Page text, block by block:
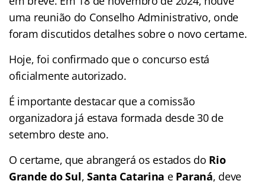
uma reunião do Conselho Administrativo, onde
foram discutidos detalhes sobre o novo certame.
Hoje, foi confirmado que o concurso está
oficialmente autorizado.
É importante destacar que a comissão
organizadora já estava formada desde 30 de
setembro deste ano.
O certame, que abrangerá os estados do Rio
Grande do Sul, Santa Catarina e Paraná, deve